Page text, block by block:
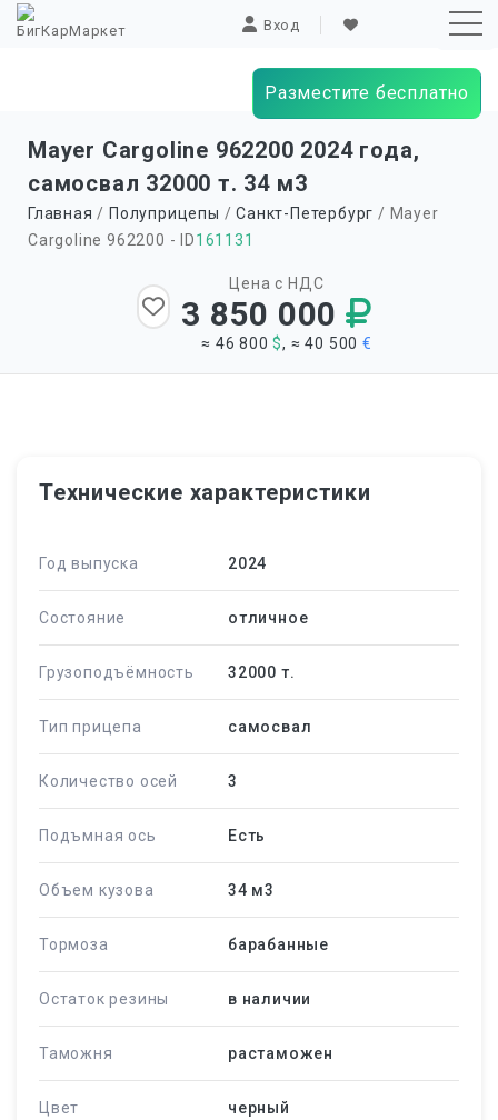
Вход
Разместите бесплатно
Mayer Cargoline 962200 2024 года,
самосвал 32000 т. 34 м3
Главная / Полуприцепы /Санкт-Петербург / Mayer
Cargoline 962200 - ID161131
Цена с НДС
3 850 000
≈ 46 800$, ≈ 40 500€
Технические характеристики
Год выпуска 2024
Состояние отличное
Грузоподъёмность 32000 т.
Тип прицепа самосвал
Количество осей 3
Подъмная ось Есть
Объем кузова 34 м3
Тормоза барабанные
Остаток резины в наличии
Таможня растаможен
Цвет черный